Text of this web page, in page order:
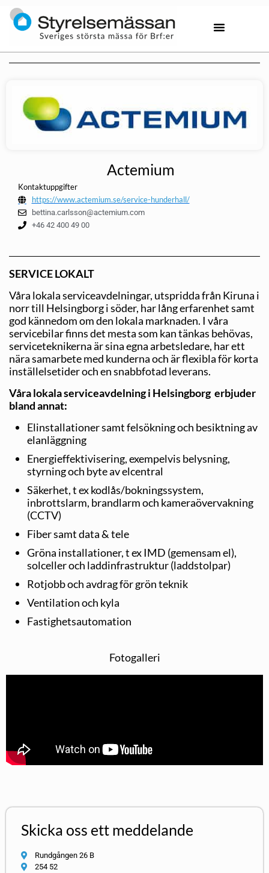
Actemium
Kontaktuppgifter
https://www.actemium.se/service-hunderhall/
bettina.carlsson@actemium.com
+46 42 400 49 00
SERVICE LOKALT
Våra lokala serviceavdelningar, utspridda från Kiruna i
norr till Helsingborg i söder, har lång erfarenhet samt
god kännedom om den lokala marknaden. I våra
servicebilar finns det mesta som kan tänkas behövas,
serviceteknikerna är sina egna arbetsledare, har ett
nära samarbete med kunderna och är flexibla för korta
inställelsetider och en snabbfotad leverans.
Våra lokala serviceavdelning i Helsingborg erbjuder
bland annat:
Elinstallationer samt felsökning och besiktning av
elanläggning
Energieffektivisering, exempelvis belysning,
styrning och byte av elcentral
Säkerhet, t ex kodlås/bokningssystem,
inbrottslarm, brandlarm och kameraövervakning
(CCTV)
Fiber samt data & tele
Gröna installationer, t ex IMD (gemensam el),
solceller och laddinfrastruktur (laddstolpar)
Rotjobb och avdrag för grön teknik
Ventilation och kyla
Fastighetsautomation
Fotogalleri
Skicka oss ett meddelande
Rundgången 26 B
254 52